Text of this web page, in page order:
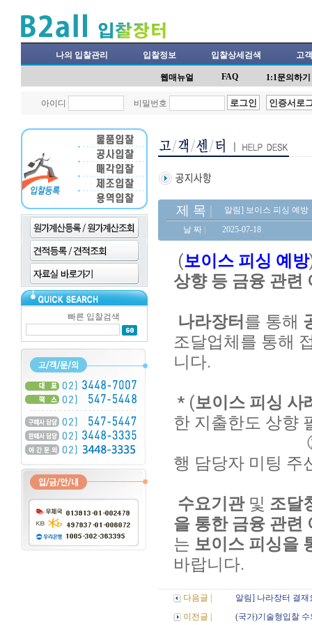
나의 입찰관리 입찰정보 입찰상세검색 고
웹매뉴얼 FAQ 1:1문의하기
아이디 비밀번호
빠른 입찰검색
제 목 |
알림] 보이스 피싱 예방
날 짜
2025-07-18
(보이스 피싱 예방
상향 등 금융 관련
나라장터 를 통해
조달업체 를 통해
니다.
* (보이스 피싱 사
한 지출한도 상향
행 담당자 미팅 주
수요기관및 조달
을 통한 금융 관련
는 보이스 피싱을
바랍니다.
다음글 |
알림] 나라장터 결
이전글 |
(국가)기술형입찰